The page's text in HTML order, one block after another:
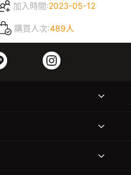
加入時間:2023-05-12
購買人次:489人